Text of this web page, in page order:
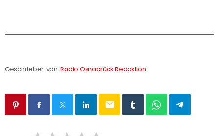
Geschrieben von:Radio Osnabrück Redaktion
email